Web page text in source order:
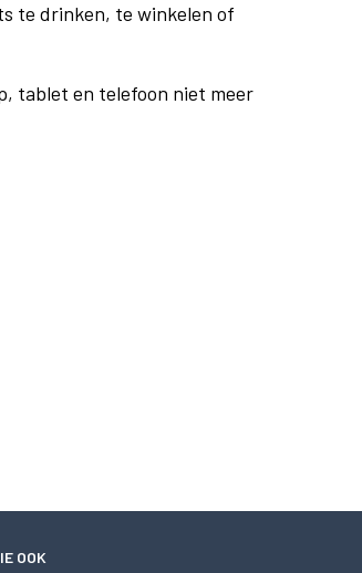
te drinken, te winkelen of
tablet en telefoon niet meer
OOK